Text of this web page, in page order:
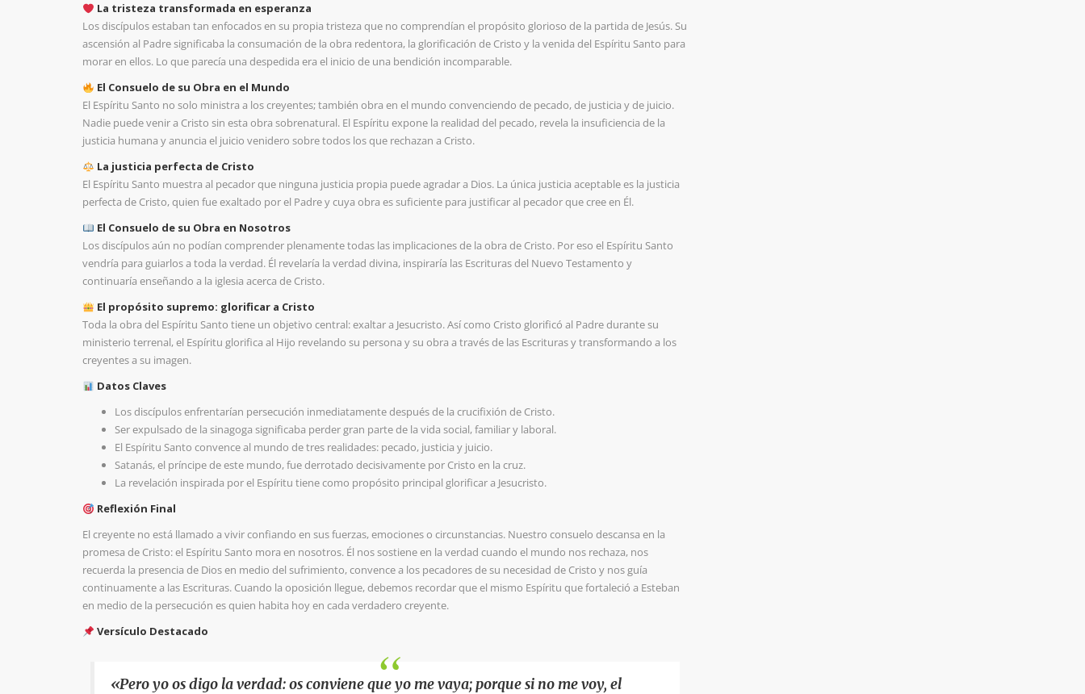
La tristeza transformada en esperanza
Los discípulos estaban tan enfocados en su propia tristeza que no comprendían el propósito glorioso de la partida de Jesús. Su
ascensión al Padre significaba la consumación de la obra redentora, la glorificación de Cristo y la venida del Espíritu Santo para
morar en ellos. Lo que parecía una despedida era el inicio de una bendición incomparable.
El Consuelo de su Obra en el Mundo
El Espíritu Santo no solo ministra a los creyentes; también obra en el mundo convenciendo de pecado, de justicia y de juicio.
Nadie puede venir a Cristo sin esta obra sobrenatural. El Espíritu expone la realidad del pecado, revela la insuficiencia de la
justicia humana y anuncia el juicio venidero sobre todos los que rechazan a Cristo.
La justicia perfecta de Cristo
El Espíritu Santo muestra al pecador que ninguna justicia propia puede agradar a Dios. La única justicia aceptable es la justicia
perfecta de Cristo, quien fue exaltado por el Padre y cuya obra es suficiente para justificar al pecador que cree en Él.
El Consuelo de su Obra en Nosotros
Los discípulos aún no podían comprender plenamente todas las implicaciones de la obra de Cristo. Por eso el Espíritu Santo
vendría para guiarlos a toda la verdad. Él revelaría la verdad divina, inspiraría las Escrituras del Nuevo Testamento y
continuaría enseñando a la iglesia acerca de Cristo.
El propósito supremo: glorificar a Cristo
Toda la obra del Espíritu Santo tiene un objetivo central: exaltar a Jesucristo. Así como Cristo glorificó al Padre durante su
ministerio terrenal, el Espíritu glorifica al Hijo revelando su persona y su obra a través de las Escrituras y transformando a los
creyentes a su imagen.
Datos Claves
Los discípulos enfrentarían persecución inmediatamente después de la crucifixión de Cristo.
Ser expulsado de la sinagoga significaba perder gran parte de la vida social, familiar y laboral.
El Espíritu Santo convence al mundo de tres realidades: pecado, justicia y juicio.
Satanás, el príncipe de este mundo, fue derrotado decisivamente por Cristo en la cruz.
La revelación inspirada por el Espíritu tiene como propósito principal glorificar a Jesucristo.
Reflexión Final
El creyente no está llamado a vivir confiando en sus fuerzas, emociones o circunstancias. Nuestro consuelo descansa en la
promesa de Cristo: el Espíritu Santo mora en nosotros. Él nos sostiene en la verdad cuando el mundo nos rechaza, nos
recuerda la presencia de Dios en medio del sufrimiento, convence a los pecadores de su necesidad de Cristo y nos guía
continuamente a las Escrituras. Cuando la oposición llegue, debemos recordar que el mismo Espíritu que fortaleció a Esteban
en medio de la persecución es quien habita hoy en cada verdadero creyente.
Versículo Destacado
«Pero yo os digo la verdad: os conviene que yo me vaya; porque si no me voy, el